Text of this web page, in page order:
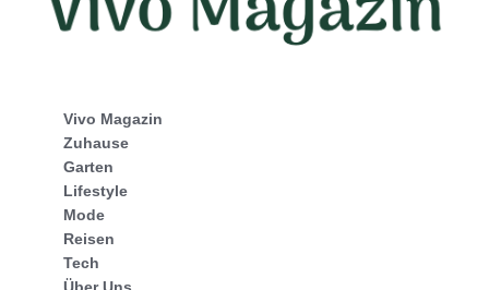
Vivo Magazin
Zuhause
Garten
Lifestyle
Mode
Reisen
Tech
Über Uns